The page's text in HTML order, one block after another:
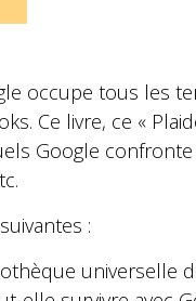
occupe tous les
Ce livre, ce «
Google
:
universelle